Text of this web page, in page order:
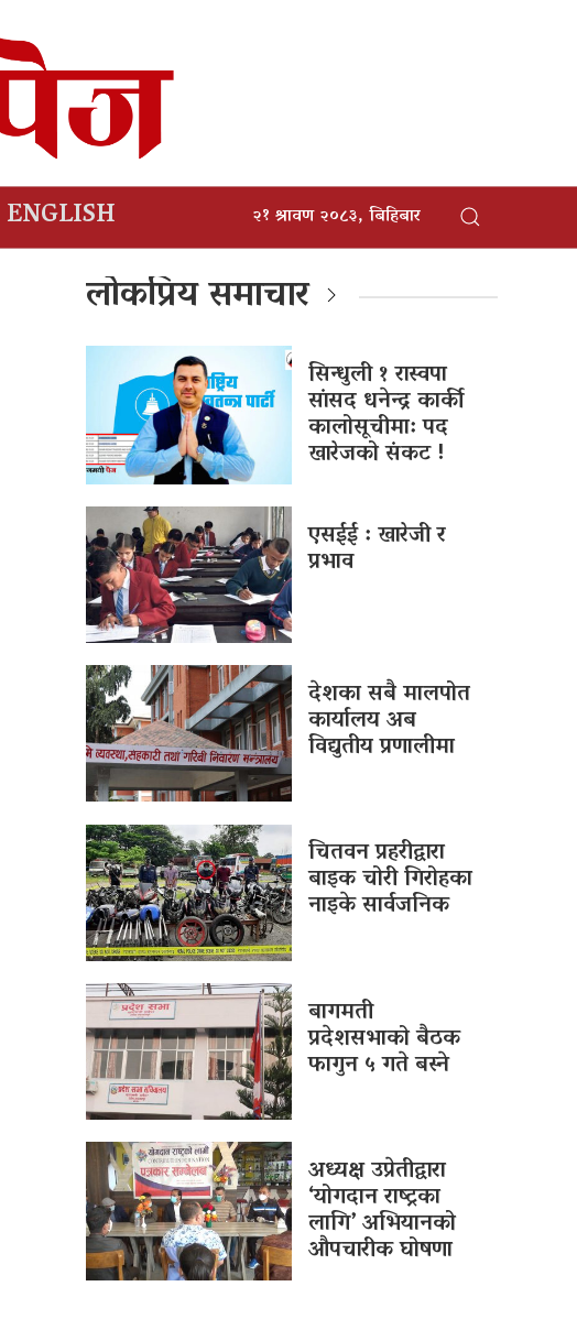
ENGLISH २१ श्रावण २०८३, बिहिबार
लोकप्रिय समाचार
सिन्धुली १ रास्वपा
सांसद धनेन्द्र कार्की
कालोसूचीमा: पद
खारेजको संकट !
एसईई : खारेजी र
प्रभाव
देशका सबै मालपोत
कार्यालय अब
विद्युतीय प्रणालीमा
चितवन प्रहरीद्वारा
बाइक चोरी गिरोहका
नाइके सार्वजनिक
बागमती
प्रदेशसभाको बैठक
फागुन ५ गते बस्ने
अध्यक्ष उप्रेतीद्वारा
‘योगदान राष्ट्रका
लागि’ अभियानको
औपचारीक घोषणा